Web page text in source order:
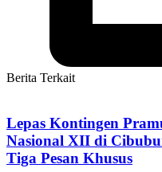
Berita Terkait
Lepas Kontingen
Nasional XII di
Tiga Pesan Khusus